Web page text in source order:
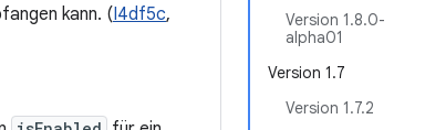
Version 1.8.0-
alpha01
Version 1.7
Version 1.7.2
kann. (I4df5c,